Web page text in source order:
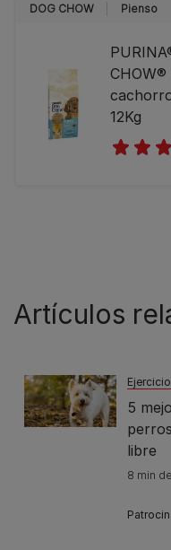
DOG CHOW Pienso
CHOW®
12Kg
Artículos
5
libre
8 min